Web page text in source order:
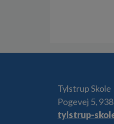
Tylstrup Skole
Pogevej 5,
tylstrup-